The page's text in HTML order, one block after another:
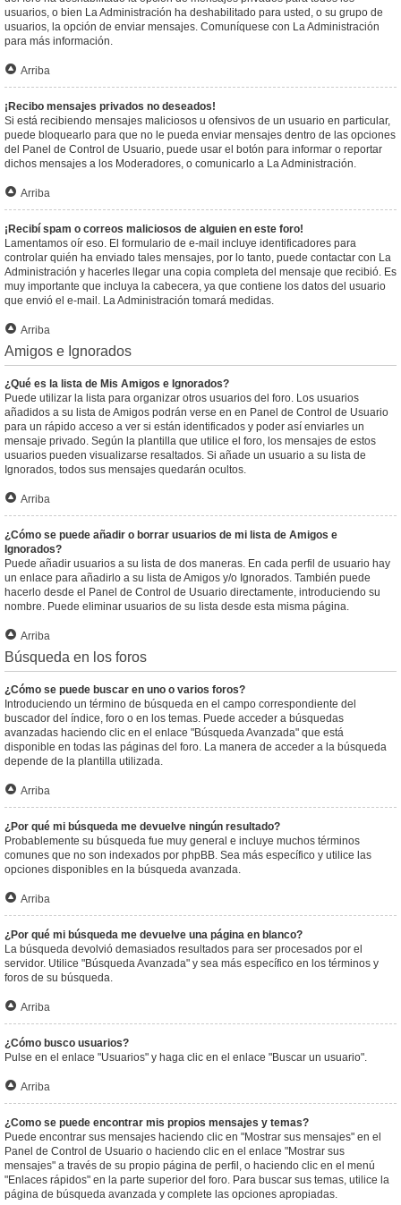
usuarios, o bien La Administración ha deshabilitado para usted, o su grupo de
usuarios, la opción de enviar mensajes. Comuníquese con La Administración
para más información.
Arriba
¡Recibo mensajes privados no deseados!
Si está recibiendo mensajes maliciosos u ofensivos de un usuario en particular,
puede bloquearlo para que no le pueda enviar mensajes dentro de las opciones
del Panel de Control de Usuario, puede usar el botón para informar o reportar
dichos mensajes a los Moderadores, o comunicarlo a La Administración.
Arriba
¡Recibí spam o correos maliciosos de alguien en este foro!
Lamentamos oír eso. El formulario de e-mail incluye identificadores para
controlar quién ha enviado tales mensajes, por lo tanto, puede contactar con La
Administración y hacerles llegar una copia completa del mensaje que recibió. Es
muy importante que incluya la cabecera, ya que contiene los datos del usuario
que envió el e-mail. La Administración tomará medidas.
Arriba
Amigos e Ignorados
¿Qué es la lista de Mis Amigos e Ignorados?
Puede utilizar la lista para organizar otros usuarios del foro. Los usuarios
añadidos a su lista de Amigos podrán verse en en Panel de Control de Usuario
para un rápido acceso a ver si están identificados y poder así enviarles un
mensaje privado. Según la plantilla que utilice el foro, los mensajes de estos
usuarios pueden visualizarse resaltados. Si añade un usuario a su lista de
Ignorados, todos sus mensajes quedarán ocultos.
Arriba
¿Cómo se puede añadir o borrar usuarios de mi lista de Amigos e
Ignorados?
Puede añadir usuarios a su lista de dos maneras. En cada perfil de usuario hay
un enlace para añadirlo a su lista de Amigos y/o Ignorados. También puede
hacerlo desde el Panel de Control de Usuario directamente, introduciendo su
nombre. Puede eliminar usuarios de su lista desde esta misma página.
Arriba
Búsqueda en los foros
¿Cómo se puede buscar en uno o varios foros?
Introduciendo un término de búsqueda en el campo correspondiente del
buscador del índice, foro o en los temas. Puede acceder a búsquedas
avanzadas haciendo clic en el enlace "Búsqueda Avanzada" que está
disponible en todas las páginas del foro. La manera de acceder a la búsqueda
depende de la plantilla utilizada.
Arriba
¿Por qué mi búsqueda me devuelve ningún resultado?
Probablemente su búsqueda fue muy general e incluye muchos términos
comunes que no son indexados por phpBB. Sea más específico y utilice las
opciones disponibles en la búsqueda avanzada.
Arriba
¿Por qué mi búsqueda me devuelve una página en blanco?
La búsqueda devolvió demasiados resultados para ser procesados por el
servidor. Utilice "Búsqueda Avanzada" y sea más específico en los términos y
foros de su búsqueda.
Arriba
¿Cómo busco usuarios?
Pulse en el enlace "Usuarios" y haga clic en el enlace "Buscar un usuario".
Arriba
¿Como se puede encontrar mis propios mensajes y temas?
Puede encontrar sus mensajes haciendo clic en "Mostrar sus mensajes" en el
Panel de Control de Usuario o haciendo clic en el enlace "Mostrar sus
mensajes" a través de su propio página de perfil, o haciendo clic en el menú
"Enlaces rápidos" en la parte superior del foro. Para buscar sus temas, utilice la
página de búsqueda avanzada y complete las opciones apropiadas.